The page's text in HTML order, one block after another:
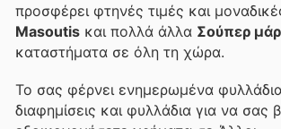
προσφέρει φτηνές τιμές και
Masoutis και πολλά άλλα Σούπερ
καταστήματα σε όλη τη χώρα.
Το σας φέρνει ενημερωμένα
διαφημίσεις και φυλλάδια για να σας